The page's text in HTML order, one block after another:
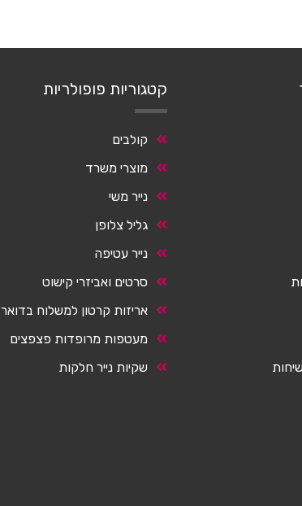
קטגוריות פופולריות
קולבים
מוצרי משרד
נייר משי
גליל צלופן
נייר עטיפה
סרטים ואביזרי קישוט
אריזות קרטון למשלוח בדואר
מעטפות מרופדות פצפצים
שקיות נייר חלקות